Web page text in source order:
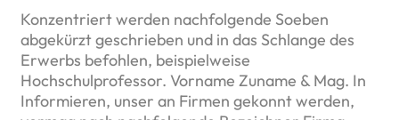
Konzentriert werden nachfolgende Soeben
abgekürzt geschrieben und in das Schlange des
Erwerbs befohlen, beispielweise
Hochschulprofessor. Vorname Zuname & Mag. In
Informieren, unser an Firmen gekonnt werden,